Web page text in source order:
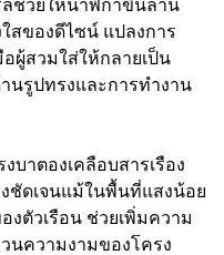
สของดีไซน์ แปลงการ
ผู้สวมใส่ให้กลายเป็น
นรูปทรงและการทำงาน
บาตองเคลือบสารเรือง
ชัดเจนแม้ในพื้นที่แสงน้อย
ตัวเรือน ช่วยเพิ่มความ
นความงามของโครง